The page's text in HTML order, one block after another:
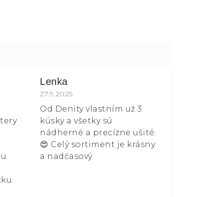
z 5 hvězdiček.
Lenka
Hodnocení obchodu je 5 z 5 hvězdiček.
27.9.2025
Od Denity vlastním už 3
kúsky a všetky sú
nádherné a precízne ušité.
😍 Celý sortiment je krásny
a nadčasový.